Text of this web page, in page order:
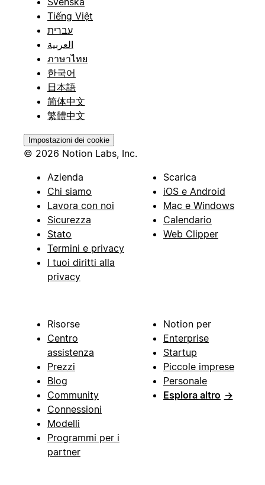
Tiếng Việt
עברית
العربية
ภาษาไทย
한국어
日本語
简体中文
繁體中文
Impostazioni dei cookie
© 2026 Notion Labs, Inc.
Azienda
Chi siamo
Lavora con noi
Sicurezza
Stato
Termini e privacy
I tuoi diritti alla
privacy
Scarica
iOS e Android
Mac e Windows
Calendario
Web Clipper
Risorse
Centro
assistenza
Prezzi
Blog
Community
Connessioni
Modelli
Programmi per i
partner
Notion per
Enterprise
Startup
Piccole imprese
Personale
Esplora altro →